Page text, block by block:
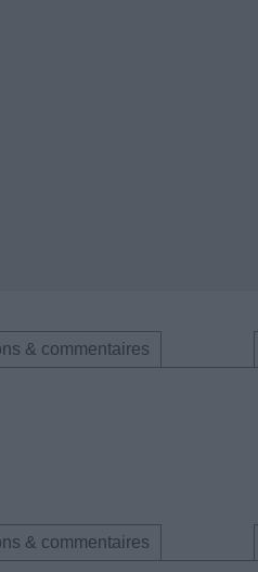
& commentaires
& commentaires